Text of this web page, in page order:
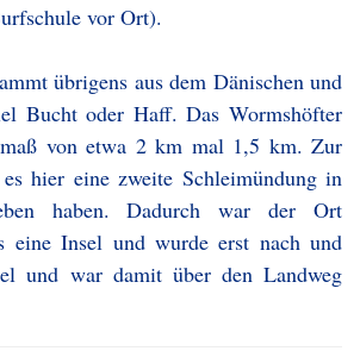
vor Ort).
übrigens aus dem Dänischen und
Bucht oder Haff. Das Wormshöfter
von etwa 2 km mal 1,5 km. Zur
hier eine zweite Schleimündung in
haben. Dadurch war der Ort
eine Insel und wurde erst nach und
und war damit über den Landweg